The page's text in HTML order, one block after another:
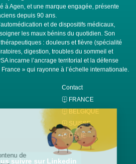
à Agen, et une marque engagée, présente
depuis 90 ans.
et de dispositifs médicaux,
les maux bénins du quotidien. Son
: douleurs et fièvre (spécialité
digestion, troubles du sommeil et
incarne l’ancrage territorial et la défense
» qui rayonne à l’échelle internationale.
Contact
FRANCE
BELGIQUE
SUISSE
ITALIE
suivre sur Linkedin